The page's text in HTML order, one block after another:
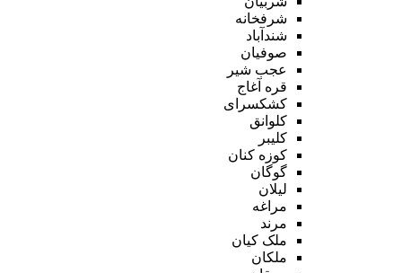
شرفخانه
شندآباد
صوفیان
عجب شیر
قره آغاج
کشکسرای
کلوانق
کلیبر
کوزه کنان
گوگان
لیلان
مراغه
مرند
ملک کیان
ملکان